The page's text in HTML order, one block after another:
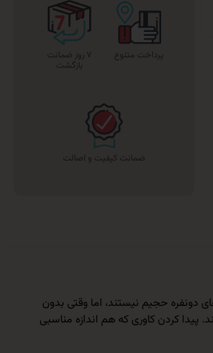
پرداخت متنوع ۷ روز ضمانت
بازگشت
ضمانت کیفیت و اصالت
دونفره حجیم نیستند، اما وقتی بدون
پیدا کردن کاوری که هم اندازه مناسبی